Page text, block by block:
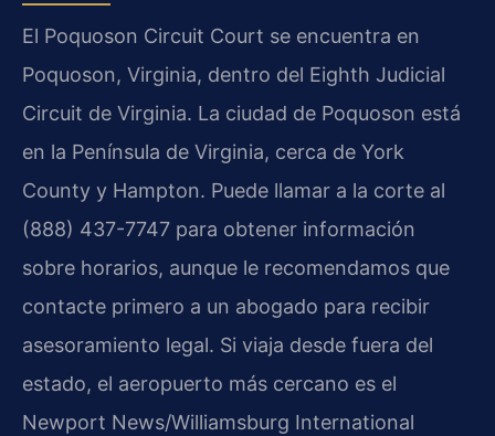
El Poquoson Circuit Court se encuentra en
Poquoson, Virginia, dentro del Eighth Judicial
Circuit de Virginia. La ciudad de Poquoson está
en la Península de Virginia, cerca de York
County y Hampton. Puede llamar a la corte al
(888) 437-7747 para obtener información
sobre horarios, aunque le recomendamos que
contacte primero a un abogado para recibir
asesoramiento legal. Si viaja desde fuera del
estado, el aeropuerto más cercano es el
Newport News/Williamsburg International